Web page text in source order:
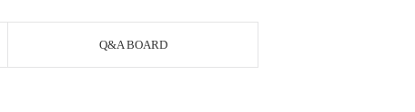
Q&A BOARD